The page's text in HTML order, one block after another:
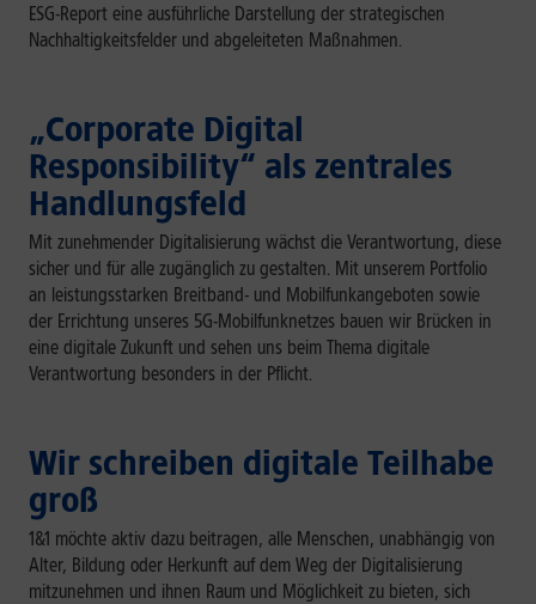
ESG-Report eine ausführliche Darstellung der strategischen
Nachhaltigkeitsfelder und abgeleiteten Maßnahmen.
„Corporate Digital
Responsibility“ als zentrales
Handlungsfeld
Mit zunehmender Digitalisierung wächst die Verantwortung, diese
sicher und für alle zugänglich zu gestalten. Mit unserem Portfolio
an leistungsstarken Breitband- und Mobilfunkangeboten sowie
der Errichtung unseres 5G-Mobilfunknetzes bauen wir Brücken in
eine digitale Zukunft und sehen uns beim Thema digitale
Verantwortung besonders in der Pflicht.
Wir schreiben digitale Teilhabe
groß
1&1 möchte aktiv dazu beitragen, alle Menschen, unabhängig von
Alter, Bildung oder Herkunft auf dem Weg der Digitalisierung
mitzunehmen und ihnen Raum und Möglichkeit zu bieten, sich